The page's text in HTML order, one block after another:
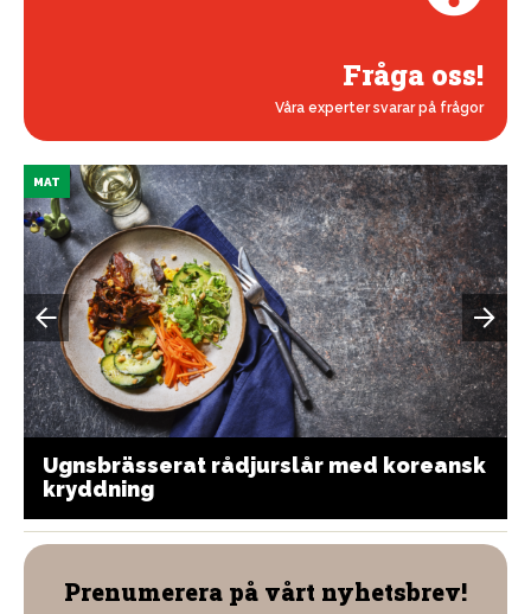
Fråga oss!
Våra experter svarar på frågor
MAT
Ugnsbrässerat rådjurslår med koreansk
kryddning
Prenumerera på vårt nyhetsbrev!